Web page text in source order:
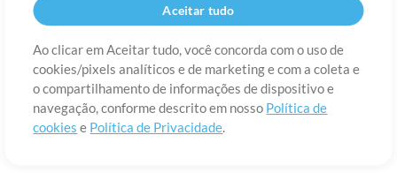
Aceitar tudo
Ao clicar em Aceitar tudo, você concorda com o uso de
cookies/pixels analíticos e de marketing e com a coleta e
o compartilhamento de informações de dispositivo e
navegação, conforme descrito em nosso Política de
cookies e Política de Privacidade.